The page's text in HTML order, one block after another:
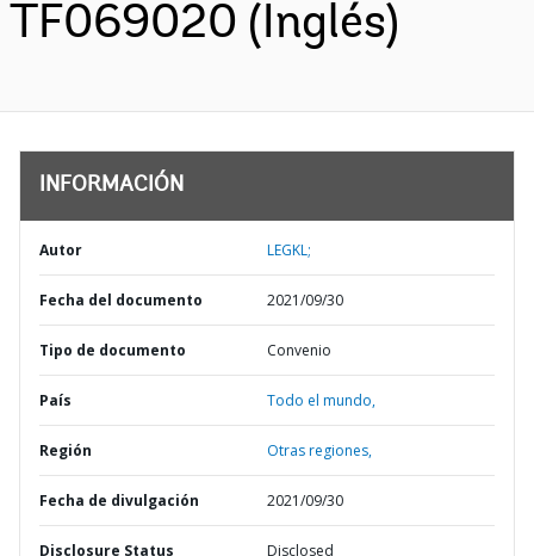
TF069020 (Inglés)
INFORMACIÓN
Autor LEGKL;
Fecha del documento 2021/09/30
Tipo de documento Convenio
País Todo el mundo,
Región Otras regiones,
Fecha de divulgación 2021/09/30
Disclosure Status Disclosed